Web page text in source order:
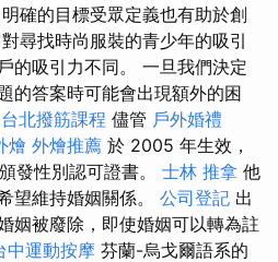
確的目標受眾定義也有助於創
尋找時尚服裝的青少年的吸引
的吸引力不同。 一旦我們決定
的答案時可能會出現額外的困
台北撥筋課程 儘管 戶外婚禮
燴 外燴推薦 於 2005 年生效，
發性別認可證書。 士林 推拿 他
望維持婚姻關係。 公司登記 出
姻被廢除，即使婚姻可以轉為註
中運動按摩 芬蘭-烏戈爾語系的